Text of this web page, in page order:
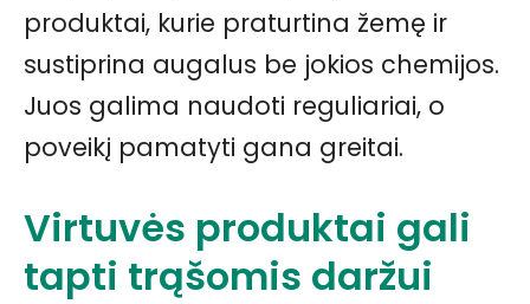
produktai, kurie praturtina žemę ir
sustiprina augalus be jokios chemijos.
Juos galima naudoti reguliariai, o
poveikį pamatyti gana greitai.
Virtuvės produktai gali
tapti trąšomis daržui